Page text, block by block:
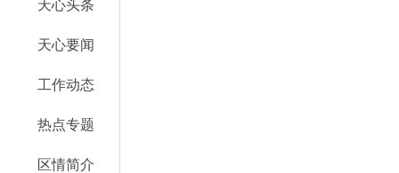
天心头条
天心要闻
工作动态
热点专题
区情简介